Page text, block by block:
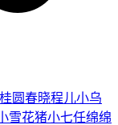
圆春晓程儿小乌
雪花猪小七任绵绵